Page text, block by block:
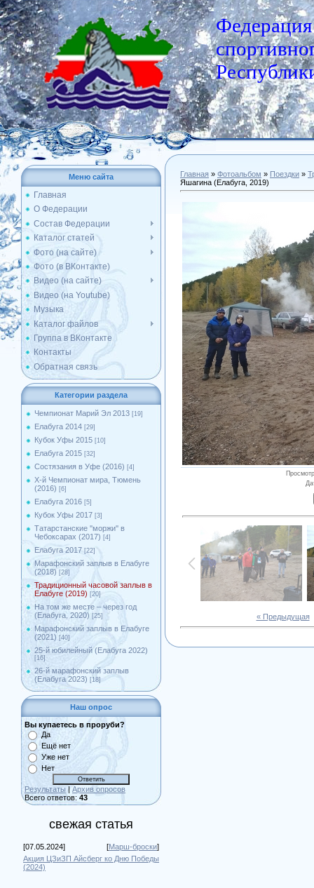
Федерация
Меню сайта
Главная
О Федерации
Состав Федерации
Каталог статей
Фото (на сайте)
Фото (в ВКонтакте)
Видео (на сайте)
Видео (на Youtube)
Музыка
Каталог файлов
Группа в ВКонтакте
Контакты
Обратная связь
Категории раздела
Чемпионат Марий Эл 2013 [19]
Елабуга 2014 [29]
Кубок Уфы 2015 [10]
Елабуга 2015 [32]
Состязания в Уфе (2016) [4]
X-й Чемпионат мира, Тюмень
(2016) [6]
Елабуга 2016 [5]
Кубок Уфы 2017 [3]
Татарстанские ''моржи'' в
Чебоксарах (2017) [4]
Елабуга 2017 [22]
Марафонский заплыв в Елабуге
(2018) [28]
Традиционный часовой заплыв в
Елабуге (2019) [20]
На том же месте – через год
(Елабуга, 2020) [25]
Марафонский заплыв в Елабуге
(2021) [40]
25-й юбилейный (Елабуга 2022)
[16]
26-й марафонский заплыв
(Елабуга 2023) [18]
Наш опрос
Вы купаетесь в проруби?
Да
Ещё нет
Уже нет
Нет
Результаты | Архив опросов
Всего ответов: 43
свежая статья
[07.05.2024] [Марш-броски]
Акция ЦЗиЗП Айсберг ко Дню Победы
(2024)
Главная » Фотоальбом » Поездки »
Яшагина (Елабуга, 2019)
« Предыдущая